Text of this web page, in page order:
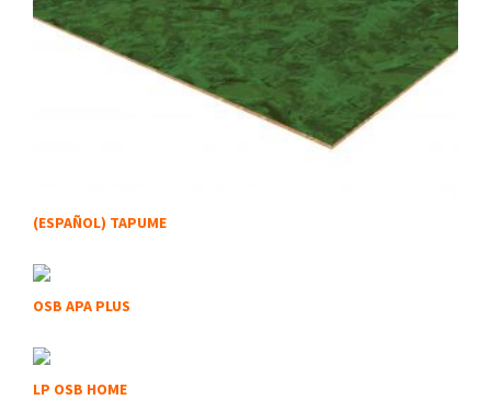
(ESPAÑOL) TAPUME
OSB APA PLUS
LP OSB HOME